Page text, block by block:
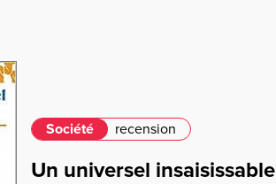
Société recension
Un universel insaisissable